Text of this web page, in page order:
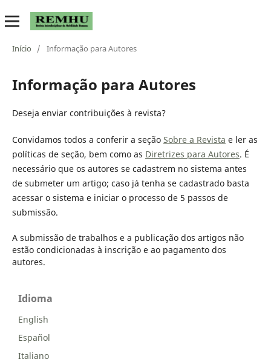
Início / Informação para Autores
Informação para Autores
Deseja enviar contribuições à revista?
Convidamos todos a conferir a seção Sobre a Revista e ler as
políticas de seção, bem como as Diretrizes para Autores. É
necessário que os autores se cadastrem no sistema antes
de submeter um artigo; caso já tenha se cadastrado basta
acessar o sistema e iniciar o processo de 5 passos de
submissão.
A submissão de trabalhos e a publicação dos artigos não
estão condicionadas à inscrição e ao pagamento dos
autores.
Idioma
English
Español
Italiano